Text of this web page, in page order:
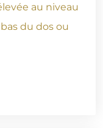
au niveau
du dos ou